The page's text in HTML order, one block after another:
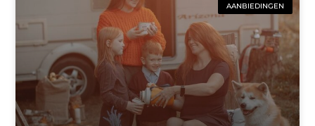
AANBIEDINGEN